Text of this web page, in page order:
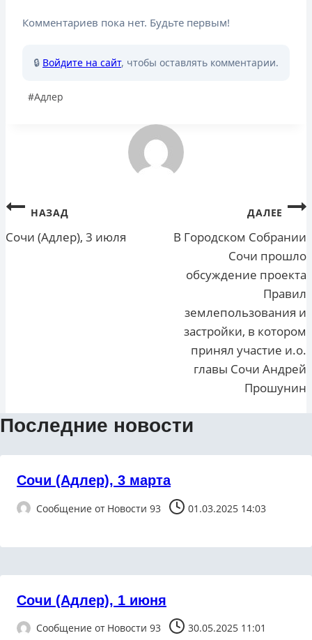
Комментариев пока нет. Будьте первым!
🔒 Войдите на сайт, чтобы оставлять комментарии.
Метки
#Адлер
Навигация
по
НАЗАД
Сочи (Адлер), 3 июля
ДАЛЕЕ
В Городском Собрании
Сочи прошло
обсуждение проекта
Правил
землепользования и
застройки, в котором
принял участие и.о.
главы Сочи Андрей
Прошунин
Последние новости
Сочи (Адлер), 3 марта
Сообщение от Новости 93 01.03.2025 14:03
Сочи (Адлер), 1 июня
Сообщение от Новости 93 30.05.2025 11:01